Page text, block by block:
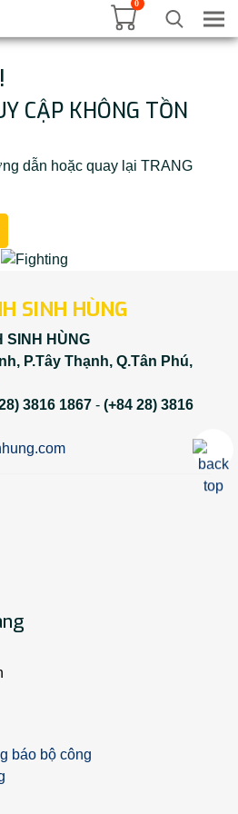
0
CẬP KHÔNG TỒN
dẫn hoặc quay lại TRANG
SINH HÙNG
SINH HÙNG
P.Tây Thạnh, Q.Tân Phú,
3816 1867 - (+84 28) 3816